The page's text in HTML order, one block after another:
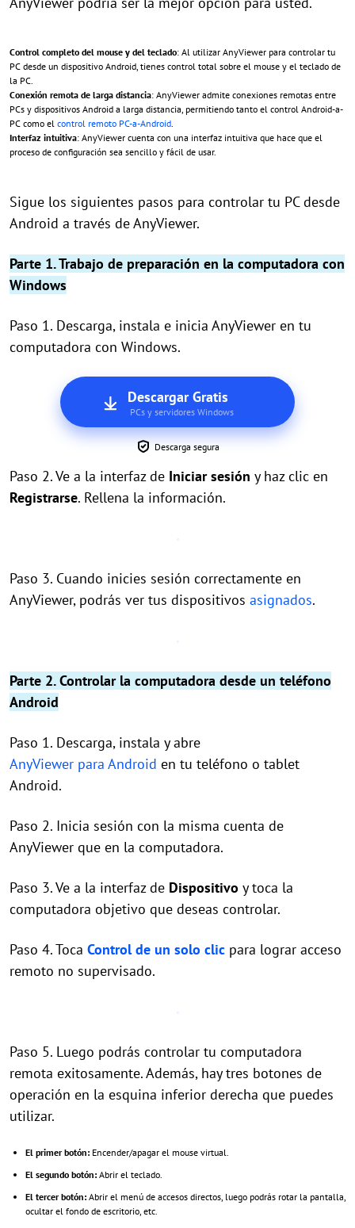
Control completo del mouse y del teclado: Al utilizar AnyViewer para controlar tu
PC desde un dispositivo Android, tienes control total sobre el mouse y el teclado de
la PC.
Conexión remota de larga distancia: AnyViewer admite conexiones remotas entre
PCs y dispositivos Android a larga distancia, permitiendo tanto el control Android-a-
PC como el control remoto PC-a-Android.
Interfaz intuitiva: AnyViewer cuenta con una interfaz intuitiva que hace que el
proceso de configuración sea sencillo y fácil de usar.
Sigue los siguientes pasos para controlar tu PC desde
Android a través de AnyViewer.
Parte 1. Trabajo de preparación en la computadora con
Windows
Paso 1. Descarga, instala e inicia AnyViewer en tu
computadora con Windows.
Descargar Gratis
PCs y servidores Windows
Descarga segura
Paso 2. Ve a la interfaz de Iniciar sesión y haz clic en
Registrarse. Rellena la información.
Paso 3. Cuando inicies sesión correctamente en
AnyViewer, podrás ver tus dispositivos asignados.
Parte 2. Controlar la computadora desde un teléfono
Android
Paso 1. Descarga, instala y abre
AnyViewer para Android en tu teléfono o tablet
Android.
Paso 2. Inicia sesión con la misma cuenta de
AnyViewer que en la computadora.
Paso 3. Ve a la interfaz de Dispositivo y toca la
computadora objetivo que deseas controlar.
Paso 4. Toca Control de un solo clic para lograr acceso
remoto no supervisado.
Paso 5. Luego podrás controlar tu computadora
remota exitosamente. Además, hay tres botones de
operación en la esquina inferior derecha que puedes
utilizar.
El primer botón: Encender/apagar el mouse virtual.
El segundo botón: Abrir el teclado.
El tercer botón: Abrir el menú de accesos directos, luego podrás rotar la pantalla,
ocultar el fondo de escritorio, etc.